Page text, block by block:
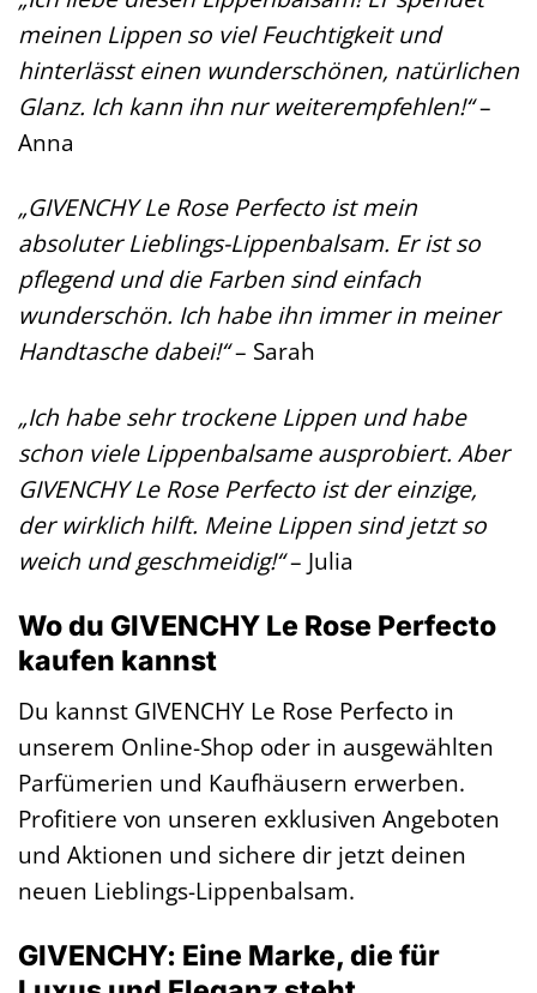
meinen Lippen so viel Feuchtigkeit und
hinterlässt einen wunderschönen, natürlichen
Glanz. Ich kann ihn nur weiterempfehlen!“–
Anna
„GIVENCHY Le Rose Perfecto ist mein
absoluter Lieblings-Lippenbalsam. Er ist so
pflegend und die Farben sind einfach
wunderschön. Ich habe ihn immer in meiner
Handtasche dabei!“– Sarah
„Ich habe sehr trockene Lippen und habe
schon viele Lippenbalsame ausprobiert. Aber
GIVENCHY Le Rose Perfecto ist der einzige,
der wirklich hilft. Meine Lippen sind jetzt so
weich und geschmeidig!“– Julia
Wo du GIVENCHY Le Rose Perfecto
kaufen kannst
Du kannst GIVENCHY Le Rose Perfecto in
unserem Online-Shop oder in ausgewählten
Parfümerien und Kaufhäusern erwerben.
Profitiere von unseren exklusiven Angeboten
und Aktionen und sichere dir jetzt deinen
neuen Lieblings-Lippenbalsam.
GIVENCHY: Eine Marke, die für